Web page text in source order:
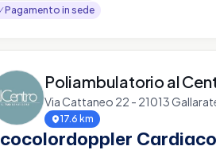
Pagamento in sede
Poliambulatorio al
Via Cattaneo 22 - 21013
17.6 km
Cardiaco